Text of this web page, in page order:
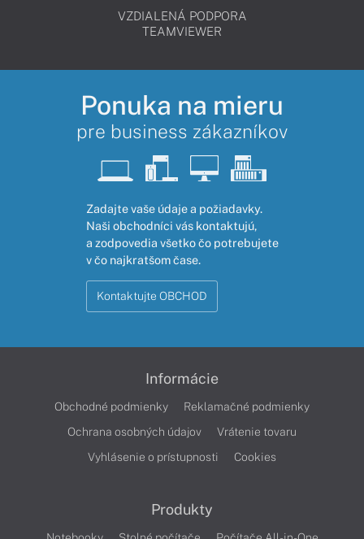
VZDIALENÁ PODPORA
TEAMVIEWER
Ponuka na mieru
pre business zákazníkov
Zadajte vaše údaje a požiadavky.
Naši obchodníci vás kontaktujú,
a zodpovedia všetko čo potrebujete
v čo najkratšom čase.
Kontaktujte OBCHOD
Informácie
Obchodné podmienky
Reklamačné podmienky
Ochrana osobných údajov
Vrátenie tovaru
Vyhlásenie o prístupnosti
Cookies
Produkty